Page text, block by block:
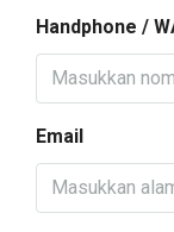
Handphone /
Email